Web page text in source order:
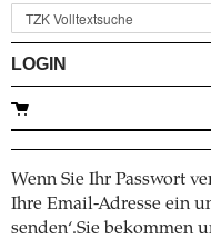
LOGIN
Wenn Sie Ihr Passwort
Ihre Email-Adresse ein
senden‘.Sie bekommen